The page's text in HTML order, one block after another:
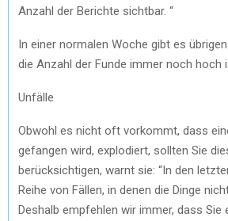
Anzahl der Berichte sichtbar. “
In einer normalen Woche gibt es
die Anzahl der Funde immer noch hoch
Unfälle
Obwohl es nicht oft vorkommt, dass
gefangen wird, explodiert, sollten Sie
berücksichtigen, warnt sie: “In den
Reihe von Fällen, in denen die Dinge
Deshalb empfehlen wir immer, dass